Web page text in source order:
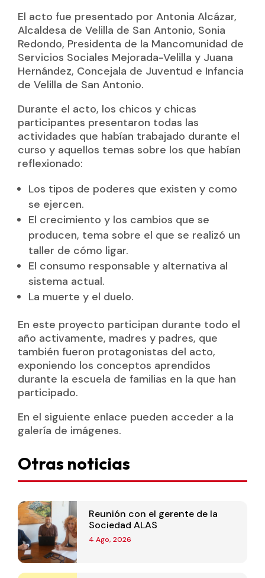
El acto fue presentado por Antonia Alcázar,
Alcaldesa de Velilla de San Antonio, Sonia
Redondo, Presidenta de la Mancomunidad de
Servicios Sociales Mejorada-Velilla y Juana
Hernández, Concejala de Juventud e Infancia
de Velilla de San Antonio.
Durante el acto, los chicos y chicas
participantes presentaron todas las
actividades que habían trabajado durante el
curso y aquellos temas sobre los que habían
reflexionado:
Los tipos de poderes que existen y como
se ejercen.
El crecimiento y los cambios que se
producen, tema sobre el que se realizó un
taller de cómo ligar.
El consumo responsable y alternativa al
sistema actual.
La muerte y el duelo.
En este proyecto participan durante todo el
año activamente, madres y padres, que
también fueron protagonistas del acto,
exponiendo los conceptos aprendidos
durante la escuela de familias en la que han
participado.
En el siguiente enlace pueden acceder a la
galería de imágenes.
Otras noticias
Reunión con el gerente de la
Sociedad ALAS
4 Ago, 2026